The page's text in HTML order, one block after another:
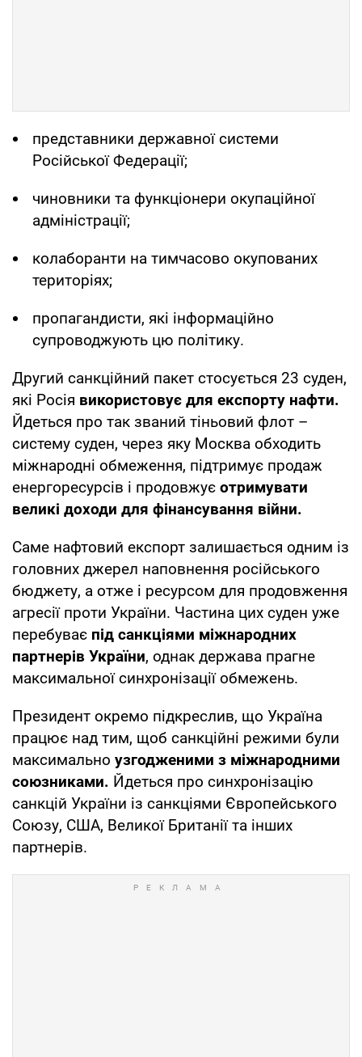
представники державної системи
Російської Федерації;
чиновники та функціонери окупаційної
адміністрації;
колаборанти на тимчасово окупованих
територіях;
пропагандисти, які інформаційно
супроводжують цю політику.
Другий санкційний пакет стосується 23 суден,
які Росія використовує для експорту нафти.
Йдеться про так званий тіньовий флот –
систему суден, через яку Москва обходить
міжнародні обмеження, підтримує продаж
енергоресурсів і продовжує отримувати
великі доходи для фінансування війни.
Саме нафтовий експорт залишається одним із
головних джерел наповнення російського
бюджету, а отже і ресурсом для продовження
агресії проти України. Частина цих суден уже
перебуває під санкціями міжнародних
партнерів України, однак держава прагне
максимальної синхронізації обмежень.
Президент окремо підкреслив, що Україна
працює над тим, щоб санкційні режими були
максимально узгодженими з міжнародними
союзниками. Йдеться про синхронізацію
санкцій України із санкціями Європейського
Союзу, США, Великої Британії та інших
партнерів.